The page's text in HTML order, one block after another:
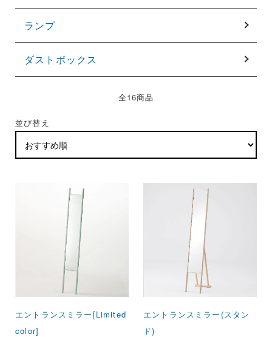
ランプ
ダストボックス
全16商品
並び替え
エントランスミラー[Limited
color]
エントランスミラー(スタン
ド)